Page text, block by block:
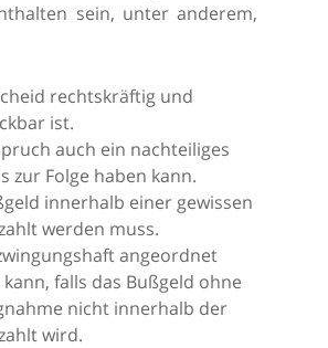
sein, unter anderem,
rechtskräftig und
ist.
auch ein nachteiliges
zur Folge haben kann.
innerhalb einer gewissen
werden muss.
angeordnet
falls das Bußgeld ohne
nicht innerhalb der
wird.